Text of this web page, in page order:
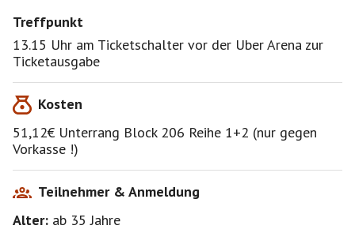
hope erweitert Deinen Blick für das Neue und Du
kannst dabei hautnah erleben, wie sich Mut und
Vertrauen in Magie verwandeln. Bist Du bereit, deine
Gedanken fliegen und Dein Herz tanzen zu lassen?
Dauer der Show inkl. Pause: ca. 2:30 Stunden.
Treffen: 13.15Uhr vor dem Ticketschalter
Beginn : 14.00 Uhr
Bitte nur eine kleine Tasche bis Größe DIN A4 und kein
Essen und
Treffpunkt
13.15 Uhr am Ticketschalter vor der Uber Arena zur
Ticketausgabe
Kosten
51,12€ Unterrang Block 206 Reihe 1+2 (nur gegen
Vorkasse !)
Teilnehmer & Anmeldung
Alter: ab 35Jahre